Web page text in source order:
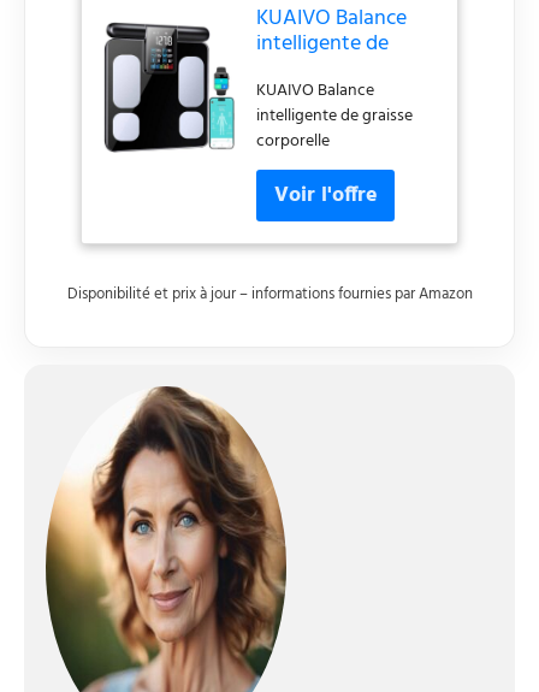
KUAIVO Balance
intelligente de
KUAIVO Balance
intelligente de graisse
corporelle
Disponibilité et prix à jour – informations fournies par Amazon